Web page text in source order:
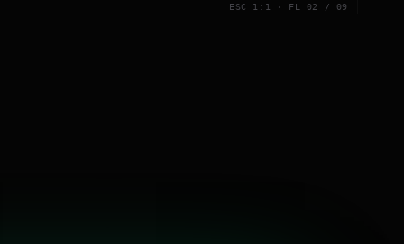
ESC 1:1 · FL 02 / 09